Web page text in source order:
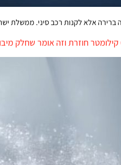
ברירה אלא לקנות רכב סיני. ממשלת